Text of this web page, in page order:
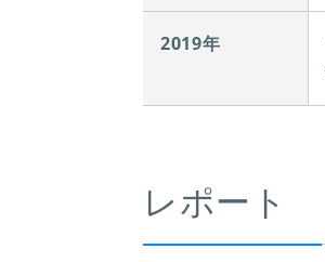
2019年
レポート